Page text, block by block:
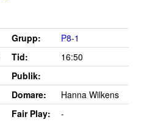
Grupp:
P8-1
Tid:
16:50
Publik:
Domare:
Hanna Wilkens
Fair Play: -